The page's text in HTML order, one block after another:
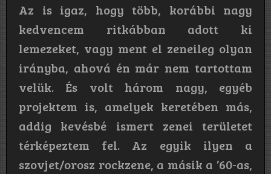
Az is igaz, hogy több, korábbi nagy
kedvencem ritkábban adott ki
lemezeket, vagy ment el zeneileg olyan
irányba, ahová én már nem tartottam
velük. És volt három nagy, egyéb
projektem is, amelyek keretében más,
addig kevésbé ismert zenei területet
térképeztem fel. Az egyik ilyen a
szovjet/orosz rockzene, a másik a ’60-as,